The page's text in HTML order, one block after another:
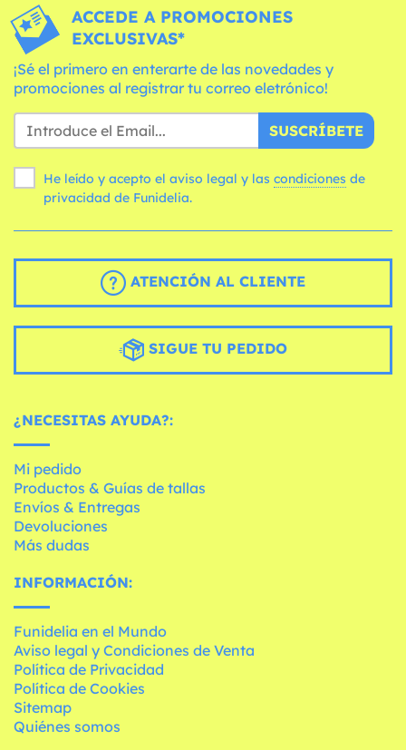
ACCEDE A PROMOCIONES
EXCLUSIVAS*
¡Sé el primero en enterarte de las novedades y
promociones al registrar tu correo eletrónico!
SUSCRÍBETE
He leído y acepto el aviso legal y las condiciones
privacidad de Funidelia.
ATENCIÓN AL CLIENTE
SIGUE TU PEDIDO
¿NECESITAS AYUDA?:
Mi pedido
Productos & Guías de tallas
Envíos & Entregas
Devoluciones
Más dudas
INFORMACIÓN:
Funidelia en el Mundo
Aviso legal y Condiciones de Venta
Política de Privacidad
Política de Cookies
Sitemap
Quiénes somos